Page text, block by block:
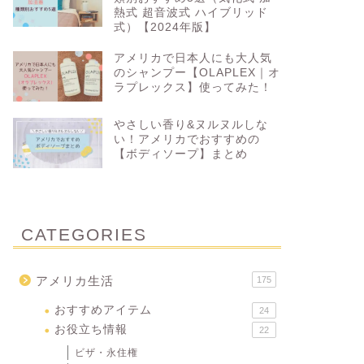
熱式 超音波式 ハイブリッド
式）【2024年版】
アメリカで日本人にも大人気
のシャンプー【OLAPLEX｜オ
ラプレックス】使ってみた！
やさしい香り&ヌルヌルしな
い！アメリカでおすすめの
【ボディソープ】まとめ
CATEGORIES
アメリカ生活 175
おすすめアイテム 24
お役立ち情報 22
ビザ・永住権